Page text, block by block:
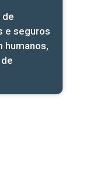
de
e seguros
humanos,